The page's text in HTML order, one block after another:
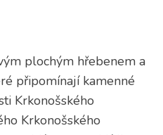
plochým hřebenem a
připomínají kamenné
Krkonošského
Krkonošského